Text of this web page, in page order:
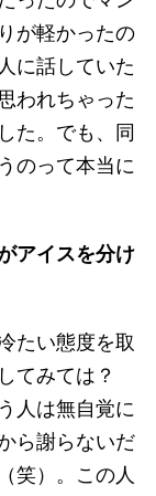
が軽かったの
に話していた
われちゃった
た。でも、同
のって本当に
アイスを分け
たい態度を取
てみては？
人は無自覚に
ら謝らないだ
笑）。この人